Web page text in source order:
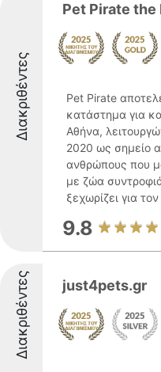
Διακριθέντες
Pet Pirate the
Pet Pirate
κατάστημα για
Αθήνα,
2020 ως σημείο
ανθρώπους που
με ζώα
ξεχωρίζει για
9.8
Διακριθέντες just4pets.gr